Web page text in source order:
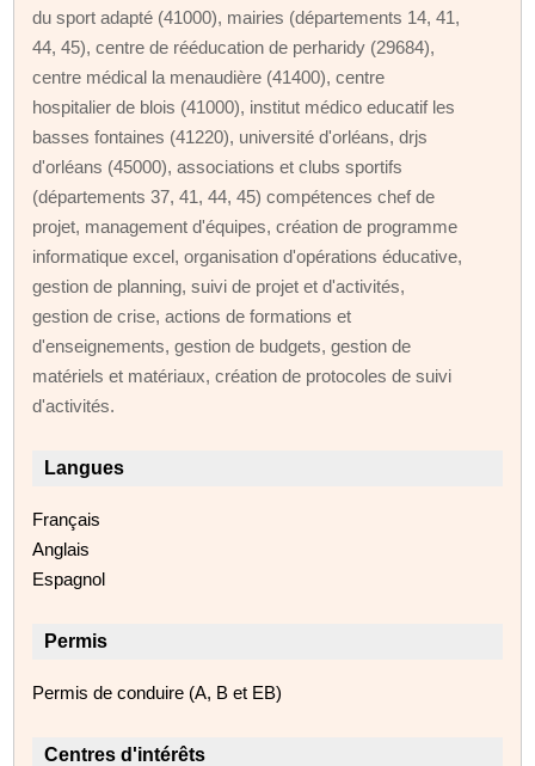
du sport adapté (41000), mairies (départements 14, 41,
44, 45), centre de rééducation de perharidy (29684),
centre médical la menaudière (41400), centre
hospitalier de blois (41000), institut médico educatif les
basses fontaines (41220), université d'orléans, drjs
d'orléans (45000), associations et clubs sportifs
(départements 37, 41, 44, 45) compétences chef de
projet, management d'équipes, création de programme
informatique excel, organisation d'opérations éducative,
gestion de planning, suivi de projet et d'activités,
gestion de crise, actions de formations et
d'enseignements, gestion de budgets, gestion de
matériels et matériaux, création de protocoles de suivi
d'activités.
Langues
Français
Anglais
Espagnol
Permis
Permis de conduire (A, B et EB)
Centres d'intérêts